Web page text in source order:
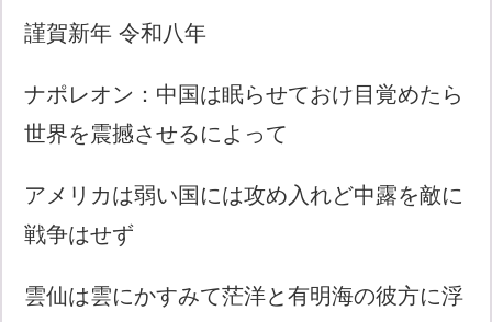
謹賀新年 令和八年
ナポレオン：中国は眠らせておけ目覚めたら
世界を震撼させるによって
アメリカは弱い国には攻め入れど中露を敵に
戦争はせず
雲仙は雲にかすみて茫洋と有明海の彼方に浮